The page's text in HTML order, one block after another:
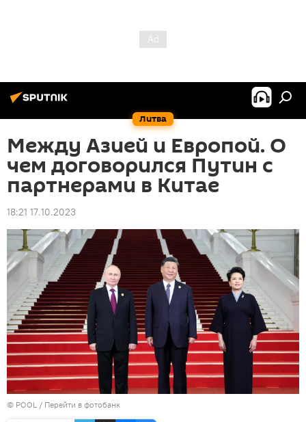
Литва
Между Азией и Европой. О
чем договорился Путин с
партнерами в Китае
18:21 17.10.2023
© POOL / Перейти в фотобанк